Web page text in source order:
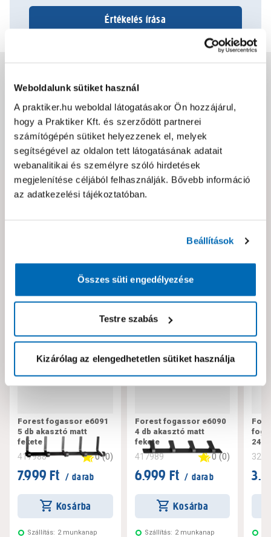
Weboldalunk sütiket használ
A praktiker.hu weboldal látogatásakor Ön hozzájárul,
hogy a Praktiker Kft. és szerződött partnerei
számítógépén sütiket helyezzenek el, melyek
segítségével az oldalon tett látogatásának adatait
webanalitikai és személyre szóló hirdetések
megjelenítése céljából felhasználják. Bővebb információ
az adatkezelési tájékoztatóban.
Beállítások
Összes süti engedélyezése
Testre szabás
Kizárólag az elengedhetetlen sütiket használja
Értékelés írása
Csomagolási és súly információk
Dokumentumok, felelős személy
Hibát találtál az oldalon vagy a termék leírásában?
Neked ajánljuk!
Forest fogassor e6091
5 db akasztó matt
fekete
417988 0 (0)
7.999 Ft / darab
Kosárba
Szállítás: 2 munkanap
Forest fogassor e6090
4 db akasztó matt
fekete
417989 0 (0)
6.999 Ft / darab
Kosárba
Szállítás: 2 munkanap
240